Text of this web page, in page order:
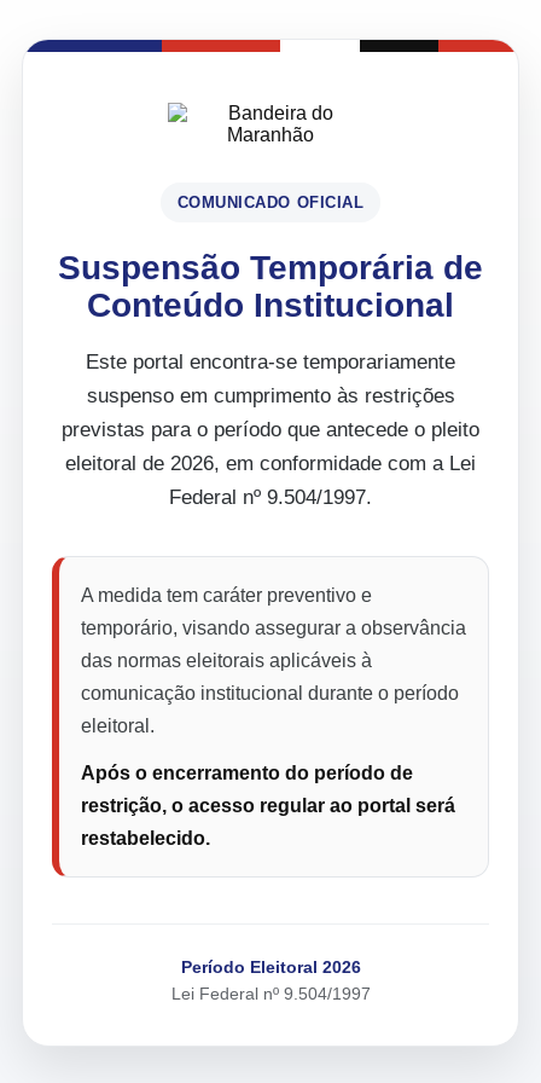
COMUNICADO OFICIAL
Suspensão Temporária de
Conteúdo Institucional
Este portal encontra-se temporariamente
suspenso em cumprimento às restrições
previstas para o período que antecede o pleito
eleitoral de 2026, em conformidade com a Lei
Federal nº 9.504/1997.
A medida tem caráter preventivo e
temporário, visando assegurar a observância
das normas eleitorais aplicáveis à
comunicação institucional durante o período
eleitoral.
Após o encerramento do período de
restrição, o acesso regular ao portal será
restabelecido.
Período Eleitoral 2026
Lei Federal nº 9.504/1997